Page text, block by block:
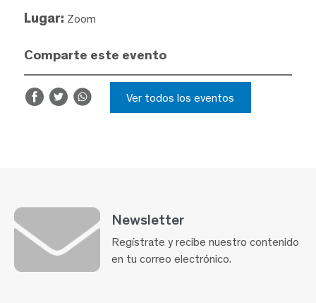
Lugar: Zoom
Comparte este evento
Ver todos los eventos
Newsletter
Regístrate y recibe nuestro contenido
en tu correo electrónico.